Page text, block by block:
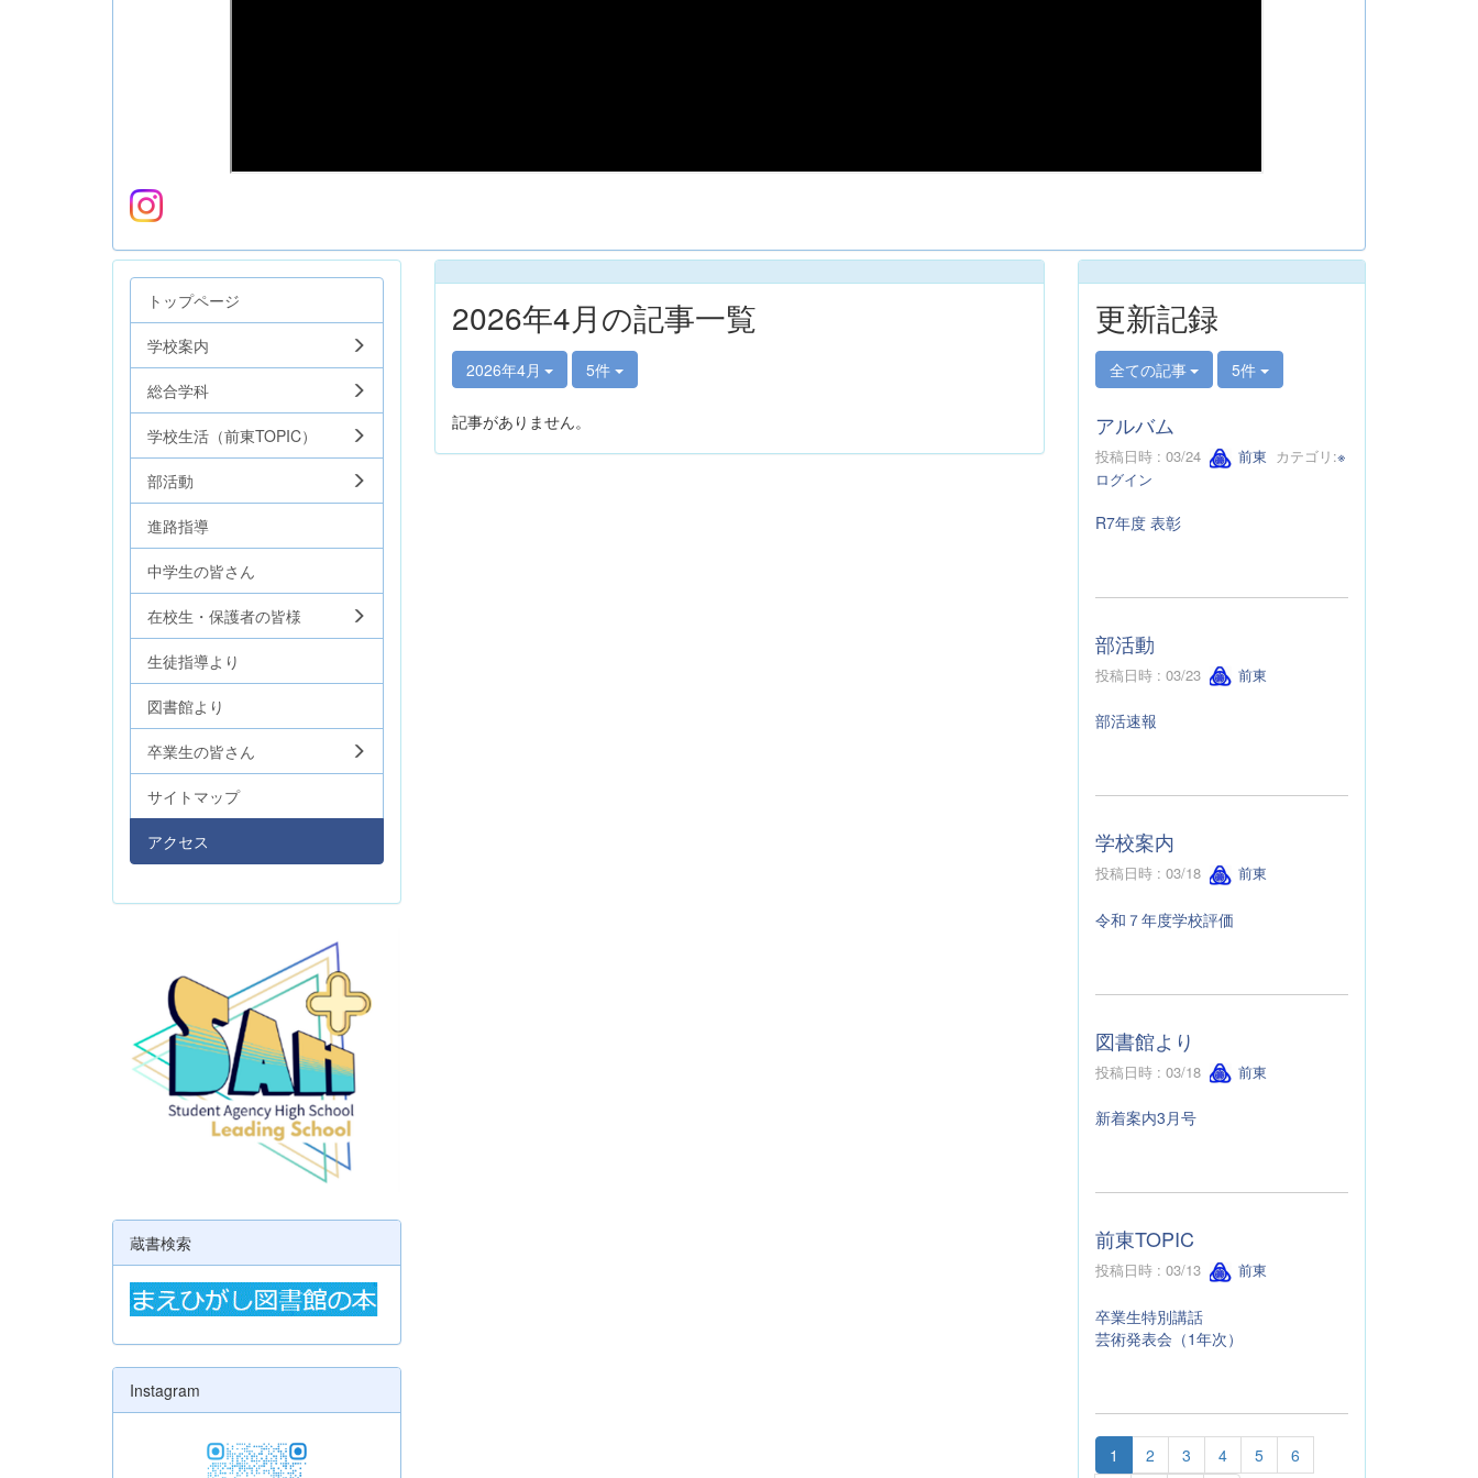
2026年4月の記事一覧
2026年4月 5件
記事がありません。
トップページ
学校案内
総合学科
学校生活（前東TOPIC）
部活動
進路指導
中学生の皆さん
在校生・保護者の皆様
生徒指導より
図書館より
卒業生の皆さん
サイトマップ
アクセス
蔵書検索
Instagram
更新記録
全ての記事 5件
アルバム
投稿日時 : 03/24 前東 カテゴリ:※
ログイン
R7年度 表彰
部活動
投稿日時 : 03/23 前東
部活速報
学校案内
投稿日時 : 03/18 前東
令和７年度学校評価
図書館より
投稿日時 : 03/18 前東
新着案内3月号
前東TOPIC
投稿日時 : 03/13 前東
卒業生特別講話
芸術発表会（1年次）
1 2 3 4 5
6